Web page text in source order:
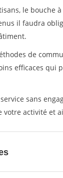
le bouche
il faudra
de
efficaces qui
sans
votre activité et